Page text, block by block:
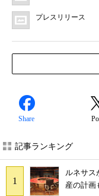
プレスリリース
Share
記事ランキング
ルネサス
産の計画